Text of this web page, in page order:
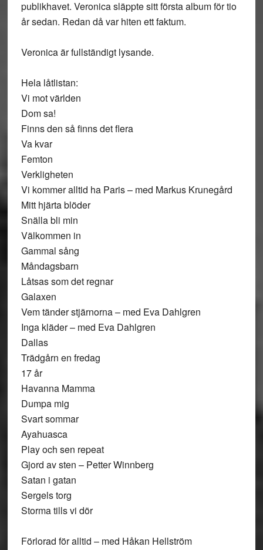
publikhavet. Veronica släppte sitt första album för tio
år sedan. Redan då var hiten ett faktum.
Veronica är fullständigt lysande.
Hela låtlistan:
Vi mot världen
Dom sa!
Finns den så finns det flera
Va kvar
Femton
Verkligheten
Vi kommer alltid ha Paris – med Markus Krunegård
Mitt hjärta blöder
Snälla bli min
Välkommen in
Gammal sång
Måndagsbarn
Låtsas som det regnar
Galaxen
Vem tänder stjärnorna – med Eva Dahlgren
Inga kläder – med Eva Dahlgren
Dallas
Trädgårn en fredag
17 år
Havanna Mamma
Dumpa mig
Svart sommar
Ayahuasca
Play och sen repeat
Gjord av sten – Petter Winnberg
Satan i gatan
Sergels torg
Storma tills vi dör
Förlorad för alltid – med Håkan Hellström